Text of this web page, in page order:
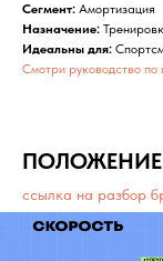
Сегмент: Амортизация
Назначение:
Идеальны для:
Смотри руководство по
ПОЛОЖЕНИЕ
ссылка на разбор